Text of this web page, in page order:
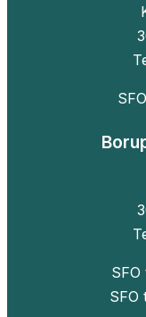
SFO